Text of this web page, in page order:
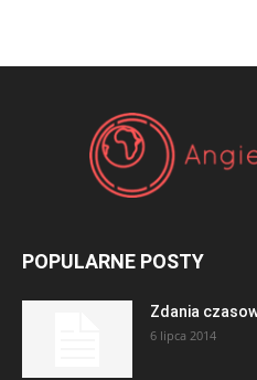
POPULARNE POSTY
Zdania
6 lipca 2014